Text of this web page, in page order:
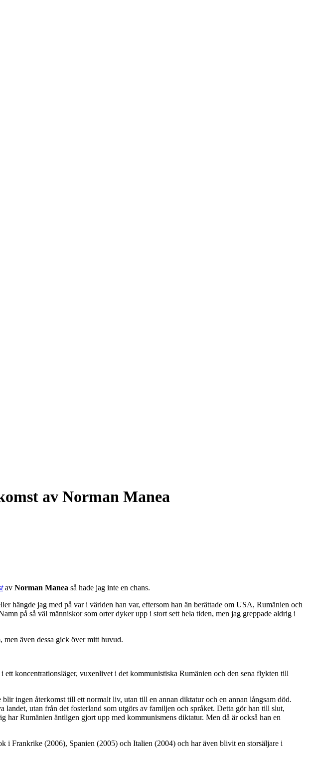
av Norman Manea
av Norman Manea så hade jag inte en chans.
hängde jag med på var i världen han var, eftersom han än berättade om USA, Rumänien och
på så väl människor som orter dyker upp i stort sett hela tiden, men jag greppade aldrig i
men även dessa gick över mitt huvud.
koncentrationsläger, vuxenlivet i det kommunistiska Rumänien och den sena flykten till
ingen återkomst till ett normalt liv, utan till en annan diktatur och en annan långsam död.
utan från det fosterland som utgörs av familjen och språket. Detta gör han till slut,
Rumänien äntligen gjort upp med kommunismens diktatur. Men då är också han en
Frankrike (2006), Spanien (2005) och Italien (2004) och har även blivit en storsäljare i